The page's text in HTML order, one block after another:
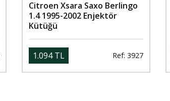
Citroen Xsara Saxo Berlingo
1.4 1995-2002 Enjektör
Kütüğü
1.094 TL Ref: 3927